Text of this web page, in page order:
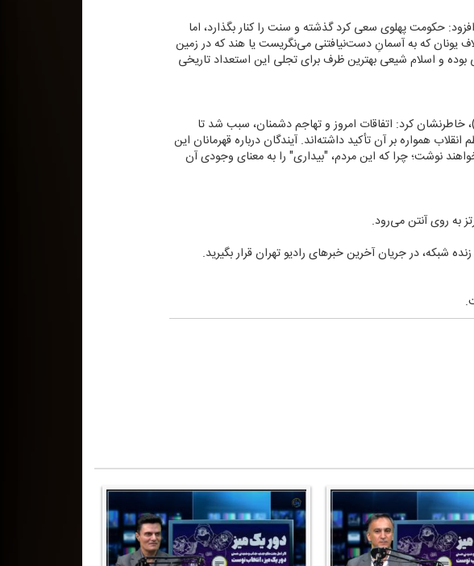
حكومت پهلوی سعی كرد گذشته و سنت را كنار بگذارد، اما
یونان كه به آسمانِ دست‌نیافتنی می‌نگریست یا هند كه در زمین
بوده و اسلام شیعی بهترین ظرف برای تجلی این استعداد تاریخی
خاطرنشان كرد: اتفاقات امروز و تهاجم دشمنان، سبب شد تا
همواره بر آن تأكید داشته‌اند. آیندگان درباره قهرمانان این
نوشت؛ چرا كه این مردم، "بیداری" را به معنای وجودی آن